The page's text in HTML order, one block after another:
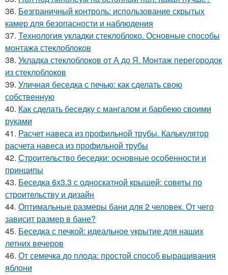
36. Безграничный контроль: использование скрытых
камер для безопасности и наблюдения
37. Технология укладки стеклоблоко. Основные способы
монтажа стеклоблоков
38. Укладка стеклоблоков от А до Я. Монтаж перегородок
из стеклоблоков
39. Уличная беседка с печью: как сделать свою
собственную
40. Как сделать беседку с мангалом и барбекю своими
руками
41. Расчет навеса из профильной трубы. Калькулятор
расчета навеса из профильной трубы
42. Строительство беседки: основные особенности и
принципы
43. Беседка 6х3.3 с односкатной крышей: советы по
строительству и дизайн
44. Оптимальные размеры бани для 2 человек. От чего
зависит размер в бане?
45. Беседка с печкой: идеальное укрытие для наших
летних вечеров
46. От семечка до плода: простой способ выращивания
яблони